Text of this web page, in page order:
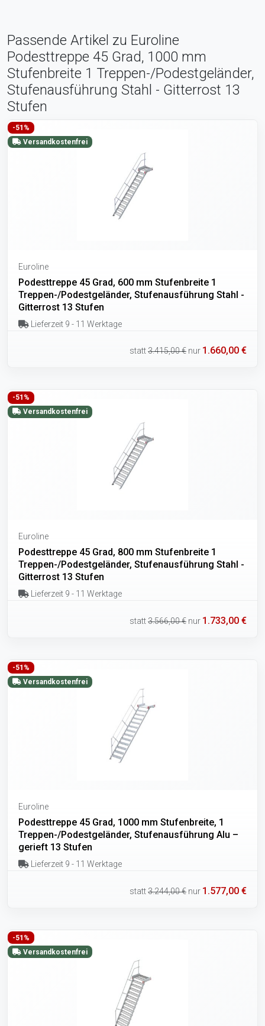
Passende Artikel zu Euroline
Podesttreppe 45 Grad, 1000 mm
Stufenbreite 1 Treppen-/Podestgeländer,
Stufenausführung Stahl - Gitterrost 13
Stufen
-51%
Versandkostenfrei
Euroline
Podesttreppe 45 Grad, 600 mm Stufenbreite 1
Treppen-/Podestgeländer, Stufenausführung Stahl -
Gitterrost 13 Stufen
Lieferzeit 9 - 11 Werktage
statt3.415,00 € nur 1.660,00 €
-51%
Versandkostenfrei
Euroline
Podesttreppe 45 Grad, 800 mm Stufenbreite 1
Treppen-/Podestgeländer, Stufenausführung Stahl -
Gitterrost 13 Stufen
Lieferzeit 9 - 11 Werktage
statt3.566,00 € nur 1.733,00 €
-51%
Versandkostenfrei
Euroline
Podesttreppe 45 Grad, 1000 mm Stufenbreite, 1
Treppen-/Podestgeländer, Stufenausführung Alu –
gerieft 13 Stufen
Lieferzeit 9 - 11 Werktage
statt3.244,00 € nur 1.577,00 €
-51%
Versandkostenfrei